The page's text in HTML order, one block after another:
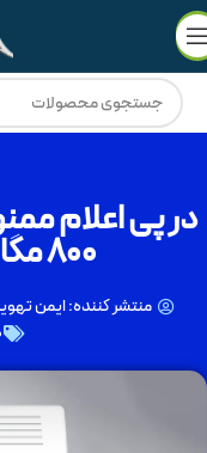
در پی اعلام
۸۰۰ مگاوات ماینر غیرمجاز
منتشر کننده:ایمن
🔥فروش ویژه با